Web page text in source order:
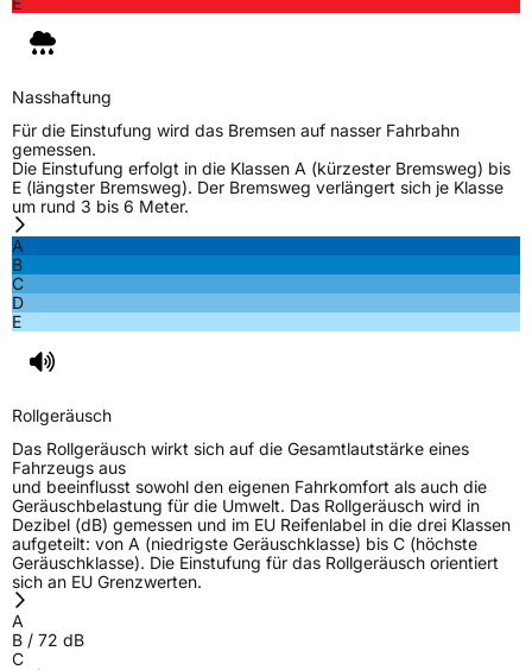
Nasshaftung
Für die Einstufung wird das Bremsen auf nasser Fahrbahn
gemessen.
Die Einstufung erfolgt in die Klassen A (kürzester Bremsweg) bis
E (längster Bremsweg). Der Bremsweg verlängert sich je Klasse
um rund 3 bis 6 Meter.
A
B
C
D
E
Rollgeräusch
Das Rollgeräusch wirkt sich auf die Gesamtlautstärke eines
Fahrzeugs aus
und beeinflusst sowohl den eigenen Fahrkomfort als auch die
Geräuschbelastung für die Umwelt. Das Rollgeräusch wird in
Dezibel (dB) gemessen und im EU Reifenlabel in die drei Klassen
aufgeteilt: von A (niedrigste Geräuschklasse) bis C (höchste
Geräuschklasse). Die Einstufung für das Rollgeräusch orientiert
sich an EU Grenzwerten.
A
B / 72 dB
C